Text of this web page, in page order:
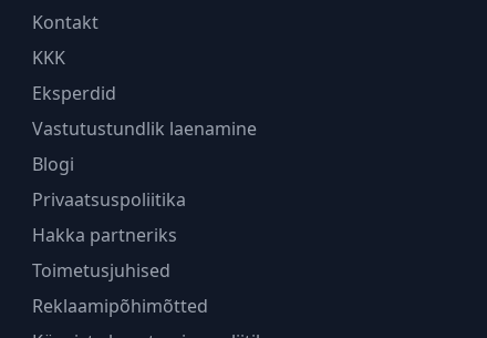
Kontakt
KKK
Eksperdid
Vastutustundlik laenamine
Blogi
Privaatsuspoliitika
Hakka partneriks
Toimetusjuhised
Reklaamipõhimõtted